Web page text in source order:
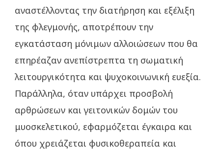
αναστέλλοντας την διατήρηση και εξέλιξη
της φλεγμονής, αποτρέπουν την
εγκατάσταση μόνιμων αλλοιώσεων που θα
επηρέαζαν ανεπίστρεπτα τη σωματική
λειτουργικότητα και ψυχοκοινωνική ευεξία.
Παράλληλα, όταν υπάρχει προσβολή
αρθρώσεων και γειτονικών δομών του
μυοσκελετικού, εφαρμόζεται έγκαιρα και
όπου χρειάζεται φυσικοθεραπεία και